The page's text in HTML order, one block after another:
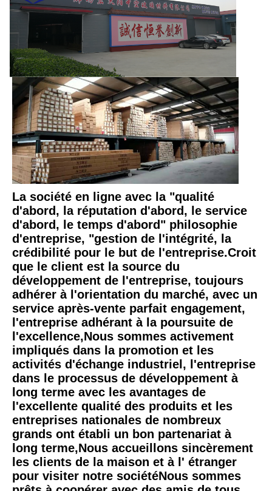
La société en ligne avec la "qualité
d'abord, la réputation d'abord, le service
d'abord, le temps d'abord" philosophie
d'entreprise, "gestion de l'intégrité, la
crédibilité pour le but de l'entreprise.Croit
que le client est la source du
développement de l'entreprise, toujours
adhérer à l'orientation du marché, avec un
service après-vente parfait engagement,
l'entreprise adhérant à la poursuite de
l'excellence,Nous sommes activement
impliqués dans la promotion et les
activités d'échange industriel, l'entreprise
dans le processus de développement à
long terme avec les avantages de
l'excellente qualité des produits et les
entreprises nationales de nombreux
grands ont établi un bon partenariat à
long terme,Nous accueillons sincèrement
les clients de la maison et à l' étranger
pour visiter notre sociétéNous sommes